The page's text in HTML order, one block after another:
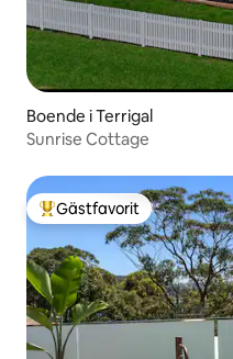
Boende i Terrigal
Sunrise Cottage
Populär gästfavorit
Gästfavorit